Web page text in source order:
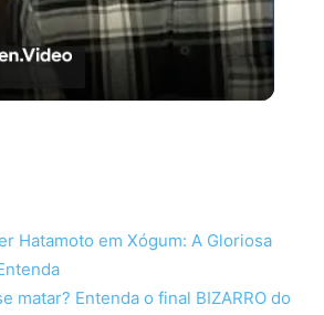
Hatamoto em Xógum: A Gloriosa
matar? Entenda o final BIZARRO do